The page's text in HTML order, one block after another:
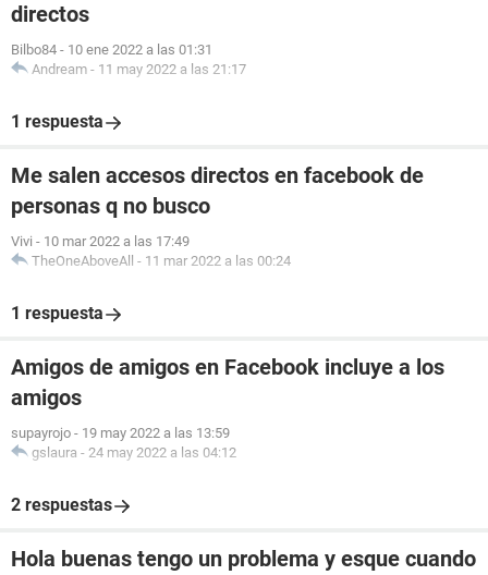
directos
Bilbo84 - 10 ene 2022 a las 01:31
Andream - 11 may 2022 a las 21:17
1 respuesta
Me salen accesos directos en facebook de
personas q no busco
Vivi - 10 mar 2022 a las 17:49
TheOneAboveAll - 11 mar 2022 a las 00:24
1 respuesta
Amigos de amigos en Facebook incluye a los
amigos
supayrojo - 19 may 2022 a las 13:59
gslaura - 24 may 2022 a las 04:12
2 respuestas
Hola buenas tengo un problema y esque cuando